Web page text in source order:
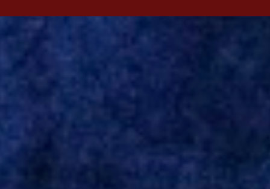
Evian, da França, Hellas Verona, da Itália, e Ludogorets, da
Bulgária. O último clube brasileiro foi a Chapecoense, em 2020.
concretizada, o jogador chegará ao Beira-Rio para ser mais uma
Turquia, Gustavo Campanharo vem atuando como volante, mas